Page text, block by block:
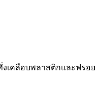
เคลือบพลาสติกและฟรอย